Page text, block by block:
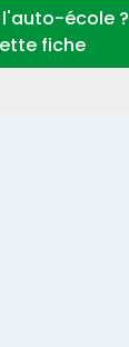
école ?
fiche